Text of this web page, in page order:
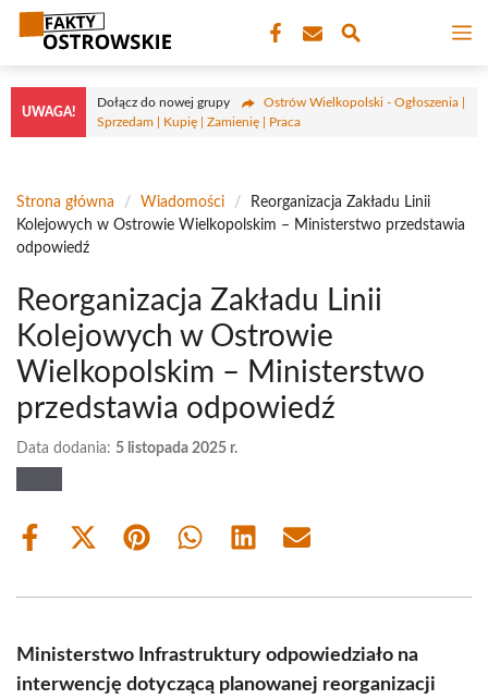
Przejdź
treści
UWAGA!
Dołącz do nowej grupy
Ostrów Wielkopolski - Ogłoszenia |
Sprzedam | Kupię | Zamienię | Praca
Strona główna / Wiadomości /
Reorganizacja Zakładu Linii
Kolejowych w Ostrowie Wielkopolskim – Ministerstwo przedstawia
odpowiedź
Reorganizacja Zakładu Linii
Kolejowych w Ostrowie
Wielkopolskim – Ministerstwo
przedstawia odpowiedź
Data dodania: 5 listopada 2025 r.
Share
Share
(Twitter)
Share Share Share Share
Ministerstwo Infrastruktury odpowiedziało na
interwencję dotyczącą planowanej reorganizacji